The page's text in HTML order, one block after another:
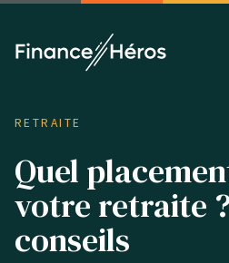
RETRAITE
Quel
votre retraite
conseils